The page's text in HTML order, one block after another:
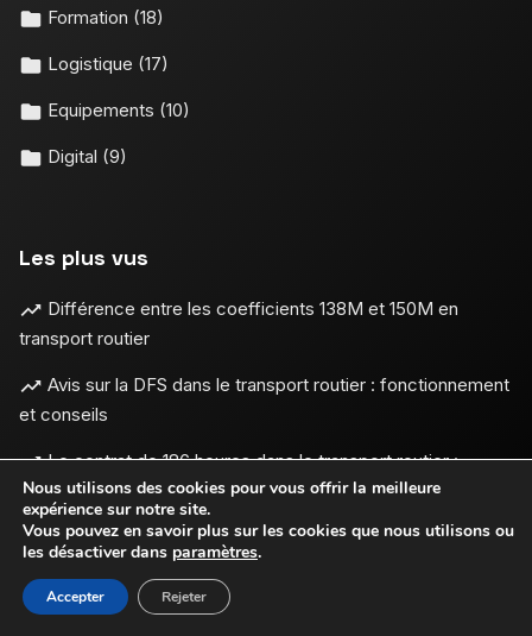
Formation (18)
Logistique (17)
Equipements (10)
Digital (9)
Les plus vus
Différence entre les coefficients 138M et 150M en
transport routier
Avis sur la DFS dans le transport routier : fonctionnement
et conseils
Le contrat de 186 heures dans le transport routier :
fonctionnement, salaire et droits
Nous utilisons des cookies pour vous offrir la meilleure
expérience sur notre site.
Vous pouvez en savoir plus sur les cookies que nous utilisons ou
les désactiver dans paramètres.
Accepter Rejeter